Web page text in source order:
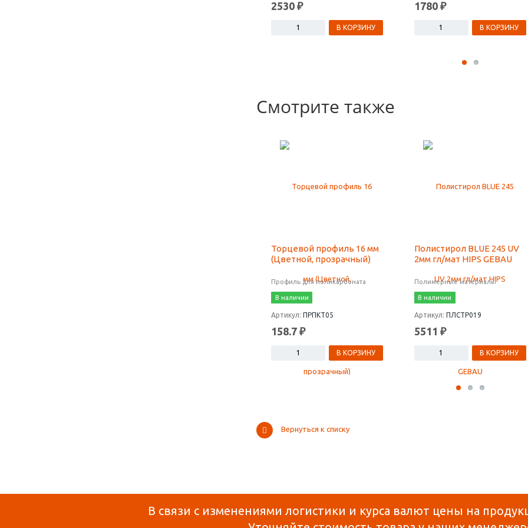
2530 ₽
В КОРЗИНУ
1780 ₽
В КОРЗИНУ
Смотрите также
Торцевой профиль 16 мм
(Цветной, прозрачный)
Профиль для поликарбоната
В наличии
Артикул: ПРПКТ05
158.7 ₽
В КОРЗИНУ
Полистирол BLUE 245 UV
2мм гл/мат HIPS GEBAU
Полимерные материалы
В наличии
Артикул: ПЛСТР019
5511 ₽
В КОРЗИНУ
Вернуться к списку
В связи с изменениями логистики и курса валют цены на